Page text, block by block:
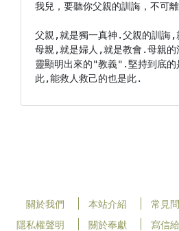
我兒，要聽你父親的訓誨，不可
父親,就是獨一真神.父親的訓誨,
母親,就是婦人,就是教會.母親的
靈顯明出來的"教義".堅持到底的
此,能救人救己的也是此.
關於我們 本站介紹 常見
隱私權聲明
關於奉獻 寫信